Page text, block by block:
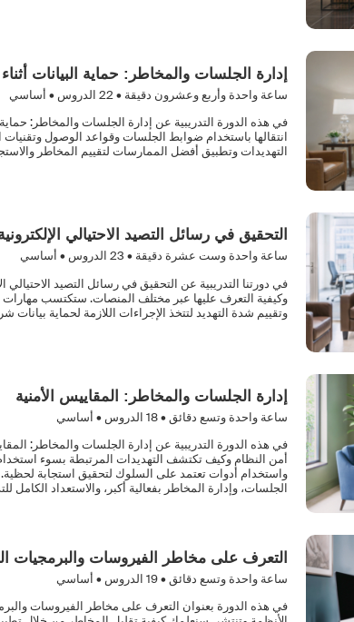
إدارة الجلسات والمخاطر: حماية البيانات
ساعة واحدة وأربع وعشرون دقيقة •22الدروس • أساسي
في هذه الدورة التدريبية عن إدارة الجلسات والمخاطر: حماية
انتقالها باستخدام ضوابط الجلسات وقواعد الوصول
التهديدات وتطبيق أفضل الممارسات لتقييم المخاطر
التحقيق في رسائل التصيد الاحتيالي
ساعة واحدة وست عشرة دقيقة • 23الدروس • أساسي
في دورتنا التدريبية عن التحقيق في رسائل التصيد الاحتيالي
وكيفية التعرف عليها عبر مختلف المنصات. ستكتسب مهارات
وتقييم شدة التهديد لتتخذ الإجراءات اللازمة لحماية بيانات
إدارة الجلسات والمخاطر: المقاييس الأمنية
ساعة واحدة وتسع دقائق •18الدروس • أساسي
في هذه الدورة التدريبية عن إدارة الجلسات والمخاطر:
أمن النظام وكيف تكتشف التهديدات المرتبطة بسوء
واستخدام أدوات تعتمد على السلوك لتحقيق استجابة
الجلسات، وإدارة المخاطر بفعالية أكبر، والاستعداد الكامل
التعرف على مخاطر الفيروسات والبرمجيات
ساعة واحدة وتسع دقائق •19الدروس • أساسي
في هذه الدورة بعنوان التعرف على مخاطر الفيروسات